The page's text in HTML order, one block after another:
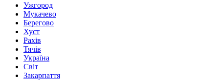
Ужгород
Мукачево
Берегово
Хуст
Рахів
Тячів
Україна
Світ
Закарпаття